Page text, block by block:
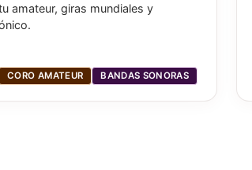
amateur, giras mundiales y
CORO AMATEUR BANDAS SONORAS